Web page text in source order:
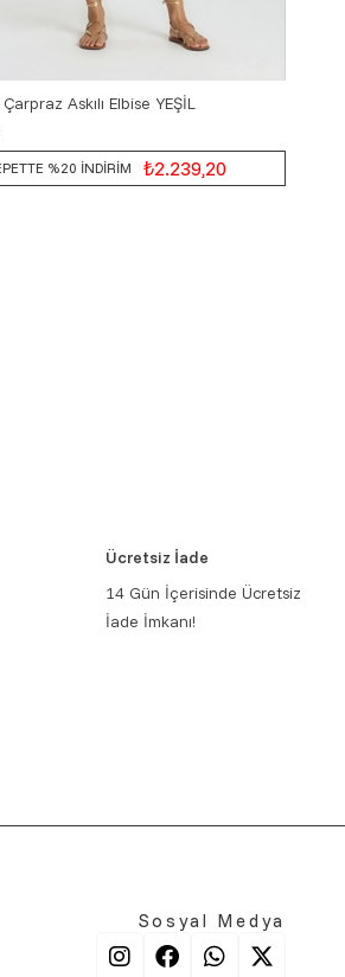
Askılı Elbise YEŞİL
%20 İNDİRİM ₺2.239,20
Ücretsiz İade
14 Gün İçerisinde Ücretsiz
İade İmkanı!
Sosyal Medya